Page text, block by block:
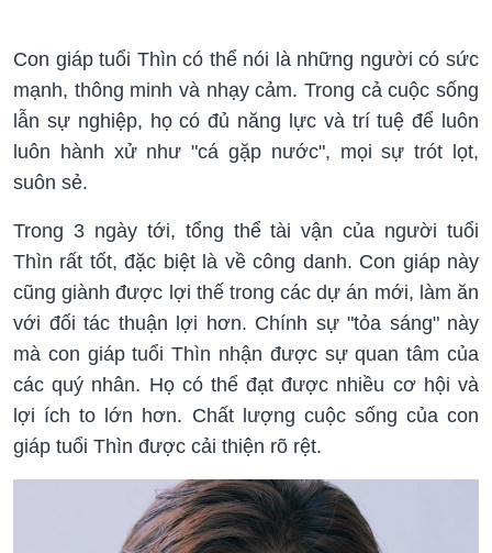
Con giáp tuổi Thìn có thể nói là những người có sức
mạnh, thông minh và nhạy cảm. Trong cả cuộc sống
lẫn sự nghiệp, họ có đủ năng lực và trí tuệ để luôn
luôn hành xử như "cá gặp nước", mọi sự trót lọt,
suôn sẻ.
Trong 3 ngày tới, tổng thể tài vận của người tuổi
Thìn rất tốt, đặc biệt là về công danh. Con giáp này
cũng giành được lợi thế trong các dự án mới, làm ăn
với đối tác thuận lợi hơn. Chính sự "tỏa sáng" này
mà con giáp tuổi Thìn nhận được sự quan tâm của
các quý nhân. Họ có thể đạt được nhiều cơ hội và
lợi ích to lớn hơn. Chất lượng cuộc sống của con
giáp tuổi Thìn được cải thiện rõ rệt.